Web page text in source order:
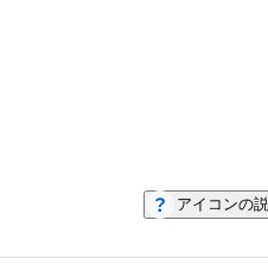
アイコンの